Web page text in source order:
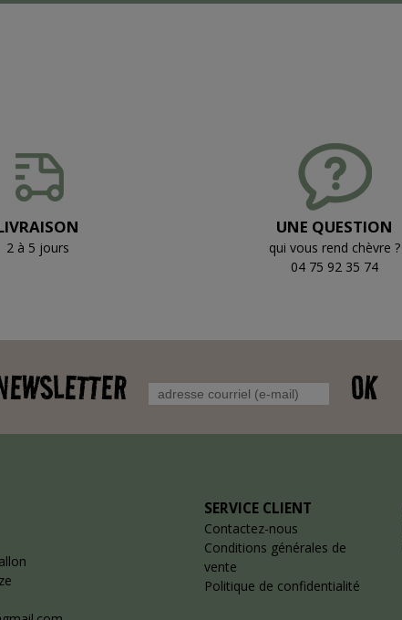
2 à 5 jours
UNE QUESTION
qui vous rend chèvre ?
04 75 92 35 74
OK
SERVICE CLIENT
Contactez-nous
Conditions générales de
vente
Politique de confidentialité